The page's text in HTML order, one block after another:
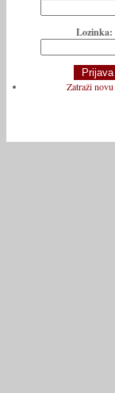
Lozinka:
Zatraži